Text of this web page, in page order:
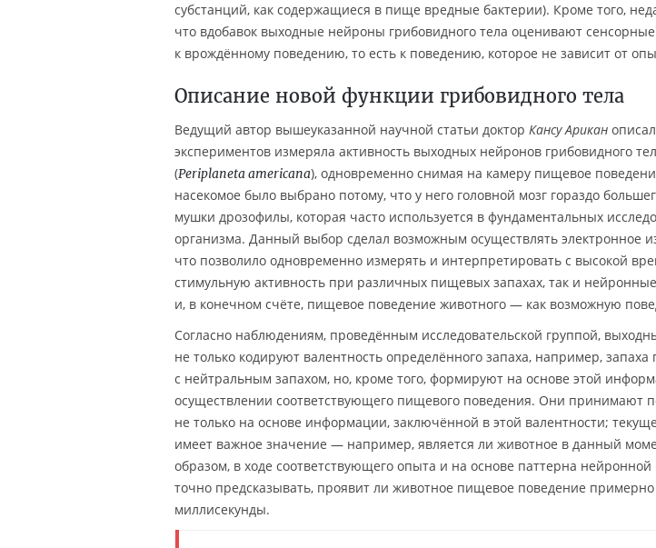
субстанций, как содержащиеся в пище вредные бактерии). Кроме того,
что вдобавок выходные нейроны грибовидного тела оценивают
к врождённому поведению, то есть к поведению, которое не зависит от
Описание новой функции грибовидного тела
Ведущий автор вышеуказанной научной статьи доктор Кансу Арикан
экспериментов измеряла активность выходных нейронов грибовидного
(Periplaneta americana), одновременно снимая на камеру пищевое
насекомое было выбрано потому, что у него головной мозг гораздо
мушки дрозофилы, которая часто используется в фундаментальных
организма. Данный выбор сделал возможным осуществлять электронное
что позволило одновременно измерять и интерпретировать с высокой
стимульную активность при различных пищевых запахах, так и
и, в конечном счёте, пищевое поведение животного — как возможную
Согласно наблюдениям, проведённым исследовательской группой,
не только кодируют валентность определённого запаха, например,
с нейтральным запахом, но, кроме того, формируют на основе этой
осуществлении соответствующего пищевого поведения. Они принимают
не только на основе информации, заключённой в этой валентности;
имеет важное значение — например, является ли животное в данный
образом, в ходе соответствующего опыта и на основе паттерна
точно предсказывать, проявит ли животное пищевое поведение
миллисекунды.